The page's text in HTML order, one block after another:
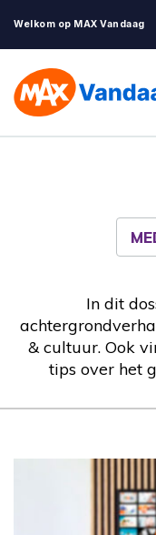
Welkom op MAX Vandaag
In dit
& cultuur. Ook
tips over het